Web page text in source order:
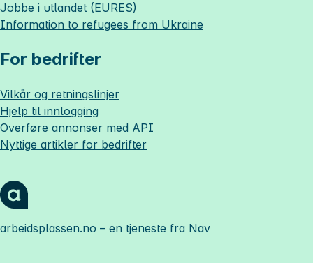
Jobbe i utlandet (EURES)
Information to refugees from Ukraine
For bedrifter
Vilkår og retningslinjer
Hjelp til innlogging
Overføre annonser med API
Nyttige artikler for bedrifter
arbeidsplassen.no – en tjeneste fra Nav